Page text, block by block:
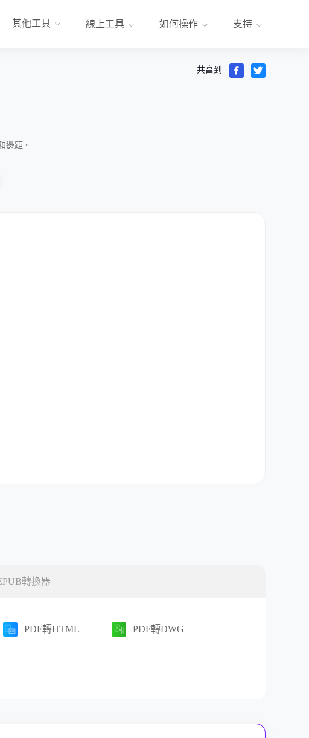
其他工具 線上工具 如何操作 支持
共亯到
邊距。
轉換器
PDF轉HTML PDF轉DWG